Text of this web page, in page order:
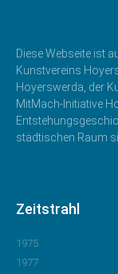
Diese Webseite ist
Kunstvereins
Hoyerswerda, der
MitMach-Initiative
städtischen Raum
Zeitstrahl
1975
1977